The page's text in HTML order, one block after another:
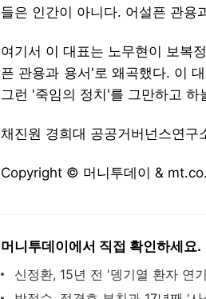
들은 인간이 아니다. 어설픈 관용
여기서 이 대표는 노무현이 보복
픈 관용과 용서'로 왜곡했다. 이
그런 '죽임의 정치'를 그만하고
채진원 경희대 공공거버넌스연구
Copyright © 머니투데이 &
머니투데이에서 직접 확인하세요.